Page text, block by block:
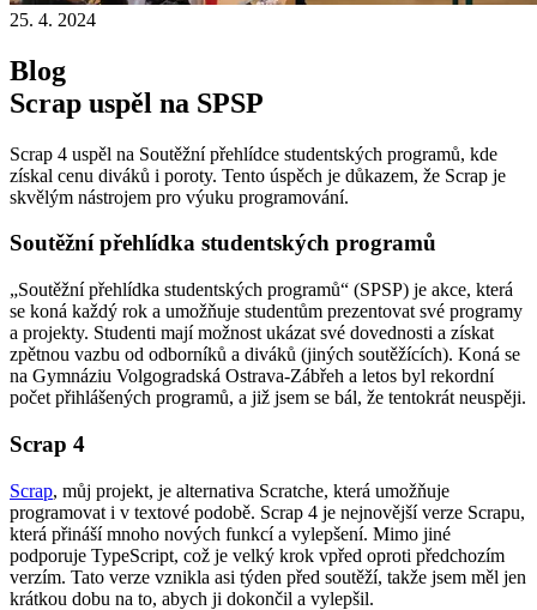
25. 4. 2024
Blog
Scrap uspěl na SPSP
Scrap 4 uspěl na Soutěžní přehlídce studentských programů, kde
získal cenu diváků i poroty. Tento úspěch je důkazem, že Scrap je
skvělým nástrojem pro výuku programování.
Soutěžní přehlídka studentských programů
Soutěžní přehlídka studentských programů
(SPSP) je akce, která
se koná každý rok a umožňuje studentům prezentovat své programy
a projekty. Studenti mají možnost ukázat své dovednosti a získat
zpětnou vazbu od odborníků a diváků (jiných soutěžících). Koná se
na Gymnáziu Volgogradská Ostrava-Zábřeh a letos byl rekordní
počet přihlášených programů, a již jsem se bál, že tentokrát neuspěji.
Scrap 4
Scrap, můj projekt, je alternativa Scratche, která umožňuje
programovat i v textové podobě. Scrap 4 je nejnovější verze Scrapu,
která přináší mnoho nových funkcí a vylepšení. Mimo jiné
podporuje TypeScript, což je velký krok vpřed oproti předchozím
verzím. Tato verze vznikla asi týden před soutěží, takže jsem měl jen
krátkou dobu na to, abych ji dokončil a vylepšil.